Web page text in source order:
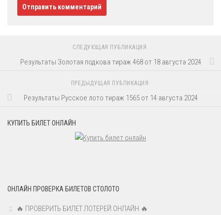
СЛЕДУЮЩАЯ ПУБЛИКАЦИЯ
Результаты Золотая подкова тираж 468 от 18 августа 2024
ПРЕДЫДУЩАЯ ПУБЛИКАЦИЯ
Результаты Русское лото тираж 1565 от 14 августа 2024
КУПИТЬ БИЛЕТ ОНЛАЙН
ОНЛАЙН ПРОВЕРКА БИЛЕТОВ СТОЛОТО
🔥 ПРОВЕРИТЬ БИЛЕТ ЛОТЕРЕЙ ОНЛАЙН 🔥